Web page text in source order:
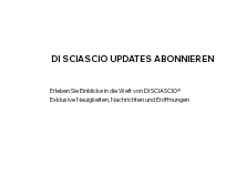
DI SCIASCIO UPDATES ABONNIEREN
Erleben Sie Einblicke in die Welt von DI SCIASCIO®
Exklusive Neuigkeiten, Nachrichten und Eröffnungen